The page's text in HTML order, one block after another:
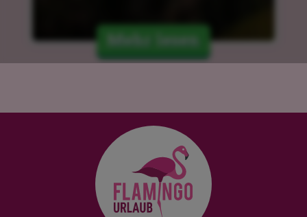
Mehr lesen